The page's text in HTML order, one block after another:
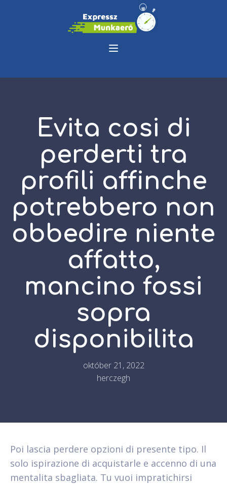
Evita cosi di
perderti tra
profili affinche
potrebbero non
obbedire niente
affatto,
mancino fossi
sopra
disponibilita
október 21, 2022
herczegh
Poi lascia perdere opzioni di presente tipo. Il
solo ispirazione di acquistarle e accenno di una
mentalita sbagliata. Tu vuoi impratichirsi